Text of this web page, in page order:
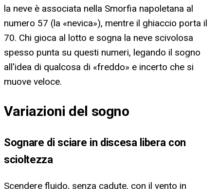
la neve è associata nella Smorfia napoletana al
numero 57 (la «nevica»), mentre il ghiaccio porta il
70. Chi gioca al lotto e sogna la neve scivolosa
spesso punta su questi numeri, legando il sogno
all'idea di qualcosa di «freddo» e incerto che si
muove veloce.
Variazioni del sogno
Sognare di sciare in discesa libera con
scioltezza
Scendere fluido, senza cadute, con il vento in